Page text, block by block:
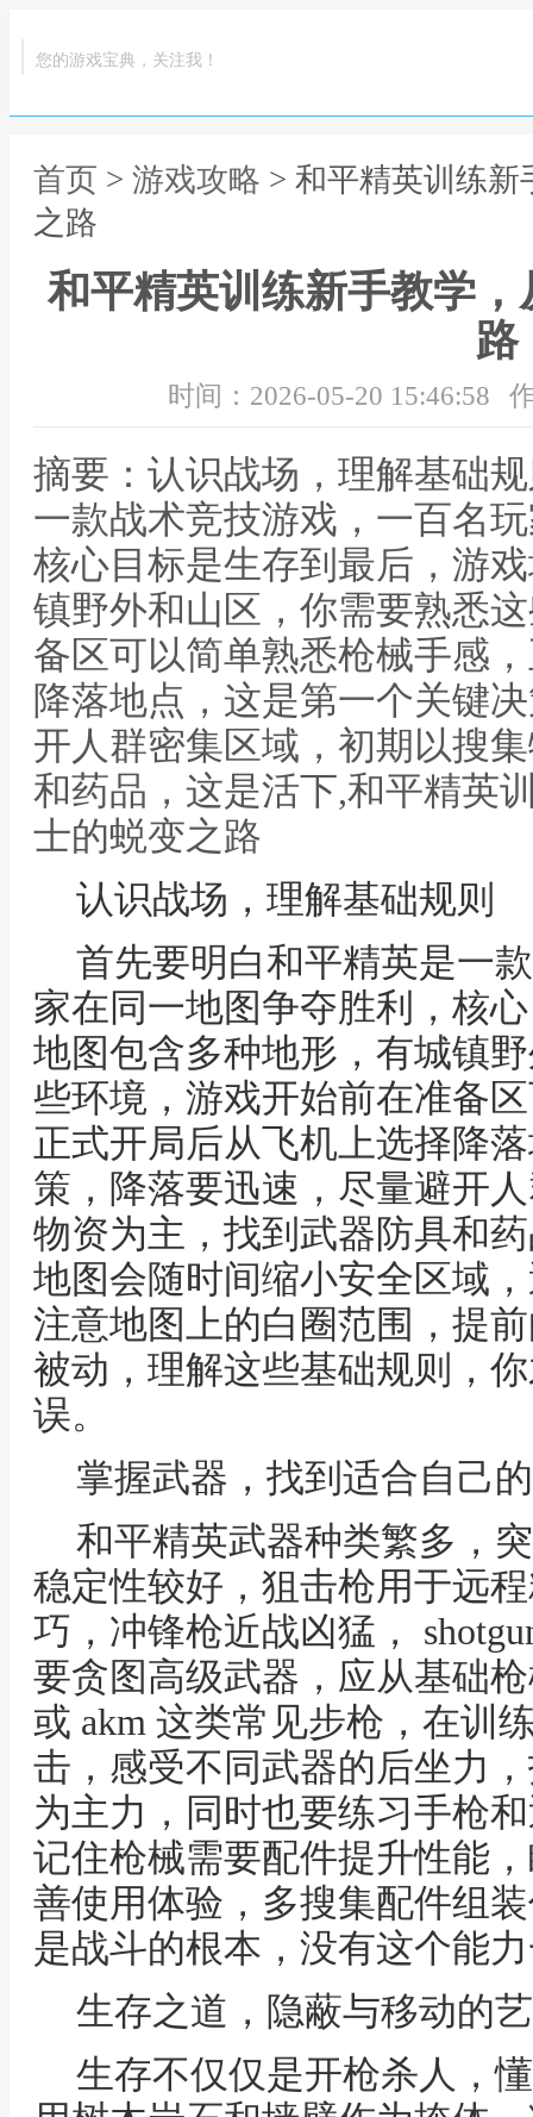
您的游戏宝典，关注我！
首页 > 游戏攻略 > 和平精英训练
之路
和平精英训练新手教学
路
时间：2026-05-20 15:46:58
摘要：认识战场，理解基础
一款战术竞技游戏，一百名
核心目标是生存到最后，游
镇野外和山区，你需要熟悉
备区可以简单熟悉枪械手感
降落地点，这是第一个关键
开人群密集区域，初期以搜
和药品，这是活下,和平精英
士的蜕变之路
认识战场，理解基础规则
首先要明白和平精英是一
家在同一地图争夺胜利，核
地图包含多种地形，有城镇
些环境，游戏开始前在准备
正式开局后从飞机上选择降
策，降落要迅速，尽量避开
物资为主，找到武器防具和
地图会随时间缩小安全区域
注意地图上的白圈范围，提
被动，理解这些基础规则，
误。
掌握武器，找到适合自己
和平精英武器种类繁多，
稳定性较好，狙击枪用于远
巧，冲锋枪近战凶猛，
要贪图高级武器，应从基础
或 akm 这类常见步枪，在训
击，感受不同武器的后坐力
为主力，同时也要练习手枪
记住枪械需要配件提升性能
善使用体验，多搜集配件组
是战斗的根本，没有这个能
生存之道，隐蔽与移动的
生存不仅仅是开枪杀人，